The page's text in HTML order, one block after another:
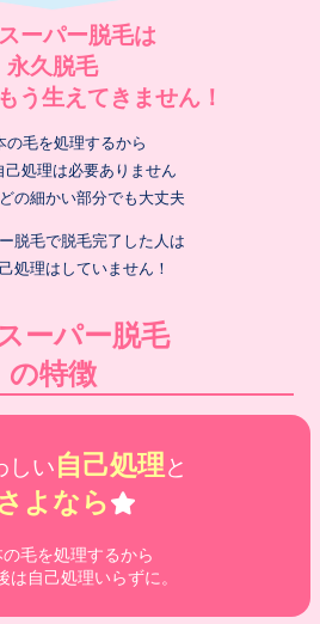
ーパー脱毛は
永久脱毛
う生えてきません！
の毛を処理するから
己処理は必要ありません
の細かい部分でも大丈夫
脱毛で脱毛完了した人は
処理はしていません！
ーパー脱毛
の特徴
しい自己処理と
さよなら
毛を処理するから
は自己処理いらずに。